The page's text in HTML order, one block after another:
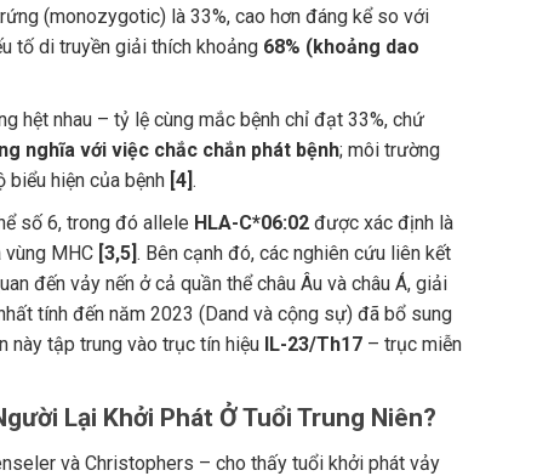
(monozygotic) là 33%, cao hơn đáng kể so với
tố di truyền giải thích khoảng 68% (khoảng dao
hệt nhau – tỷ lệ cùng mắc bệnh chỉ đạt 33%, chứ
nghĩa với việc chắc chắn phát bệnh; môi trường
hiện của bệnh [4].
số 6, trong đó allele HLA-C*06:02 được xác định là
vùng MHC [3,5]. Bên cạnh đó, các nghiên cứu liên kết
đến vảy nến ở cả quần thể châu Âu và châu Á, giải
tính đến năm 2023 (Dand và cộng sự) đã bổ sung
này tập trung vào trục tín hiệu IL-23/Th17 – trục miễn
Lại Khởi Phát Ở Tuổi Trung Niên?
và Christophers – cho thấy tuổi khởi phát vảy